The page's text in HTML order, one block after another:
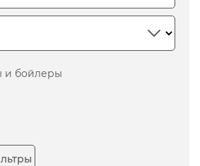
и бойлеры